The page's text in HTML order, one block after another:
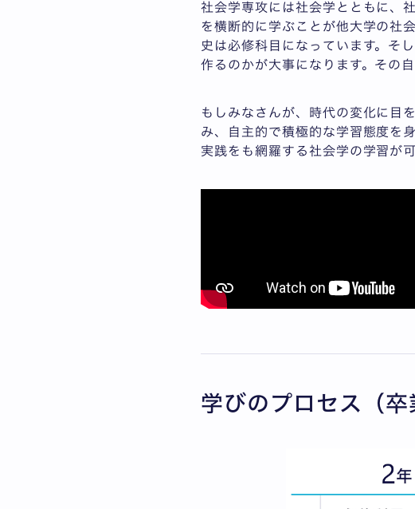
社会学専攻には社会学とともに、
を横断的に学ぶことが他大学の社
史は必修科目になっています。そ
作るのかが大事になります。その
もしみなさんが、時代の変化に目
み、自主的で積極的な学習態度を
実践をも網羅する社会学の学習が
学びのプロセス（卒